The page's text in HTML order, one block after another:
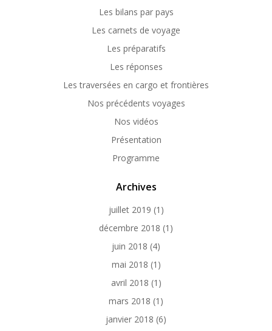
Les bilans par pays
Les carnets de voyage
Les préparatifs
Les réponses
Les traversées en cargo et frontières
Nos précédents voyages
Nos vidéos
Présentation
Programme
Archives
juillet 2019 (1)
décembre 2018 (1)
juin 2018 (4)
mai 2018 (1)
avril 2018 (1)
mars 2018 (1)
janvier 2018 (6)